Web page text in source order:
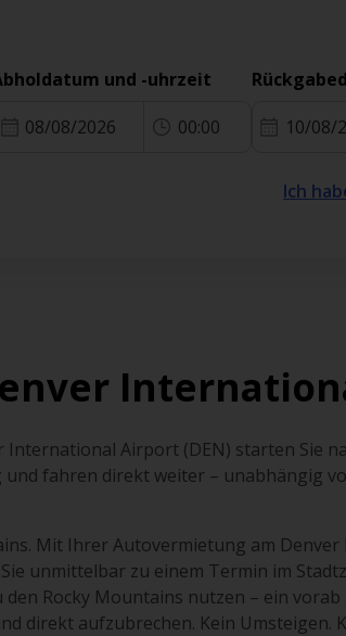
und -uhrzeit
08/08/2026 00:00 10/08/
Ich
Airport (DEN) starten Sie
fahren direkt weiter – unabhängig
Mit Ihrer Autovermietung am
unmittelbar zu einem Termin im
Rocky Mountains nutzen – ein
direkt aufzubrechen. Kein Umsteigen.